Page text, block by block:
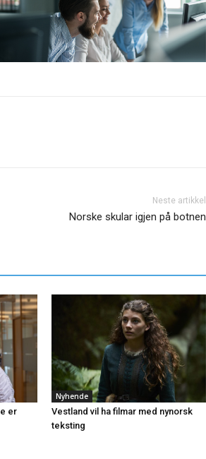
Neste artikkel
Norske skular igjen på botnen
er
Nyhende
Vestland vil ha filmar med nynorsk
teksting